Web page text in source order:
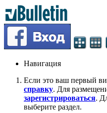
Навигация
Если это ваш первый
справку. Для
зарегистрироваться.
выберите раздел.